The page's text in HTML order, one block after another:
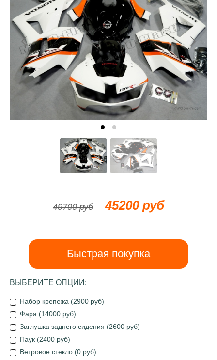
49700 руб 45200 руб
Быстрая покупка
ВЫБЕРИТЕ ОПЦИИ:
Набор крепежа (2900 руб)
Фара (14000 руб)
Заглушка заднего сидения (2600 руб)
Паук (2400 руб)
Ветровое стекло (0 руб)